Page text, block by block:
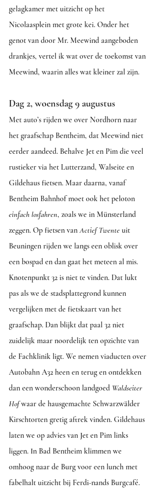
gelagkamer met uitzicht op het
Nicolaasplein met grote kei. Onder het
genot van door Mr. Meewind aangeboden
drankjes, vertel ik wat over de toekomst van
Meewind, waarin alles wat kleiner zal zijn.
Dag 2, woensdag 9 augustus
Met auto’s rijden we over Nordhorn naar
het graafschap Bentheim, dat Meewind niet
eerder aandeed. Behalve Jet en Pim die veel
rustieker via het Lutterzand, Walseite en
Gildehaus fietsen. Maar daarna, vanaf
Bentheim Bahnhof moet ook het peloton
einfach losfahren, zoals we in Münsterland
zeggen. Op fietsen van Actief Twente uit
Beuningen rijden we langs een oblisk over
een bospad en dan gaat het meteen al mis.
Knotenpunkt 32 is niet te vinden. Dat lukt
pas als we de stadsplattegrond kunnen
vergelijken met de fietskaart van het
graafschap. Dan blijkt dat paal 32 niet
zuidelijk maar noordelijk ten opzichte van
de Fachklinik ligt. We nemen viaducten over
Autobahn A32 heen en terug en ontdekken
dan een wonderschoon landgoed Waldseiter
Hof waar de hausgemachte Schwarzwälder
Kirschtorten gretig aftrek vinden. Gildehaus
laten we op advies van Jet en Pim links
liggen. In Bad Bentheim klimmen we
omhoog naar de Burg voor een lunch met
fabelhalt uitzicht bij Ferdi-nands Burgcafé.